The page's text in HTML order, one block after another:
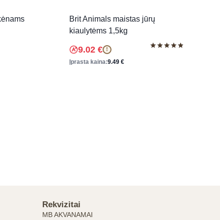
Brit Animals maistas jūrų
kiaulytėms 1,5kg
9.02 € !
Įprasta kaina:9.49 €
Rekvizitai
MB AKVANAMAI